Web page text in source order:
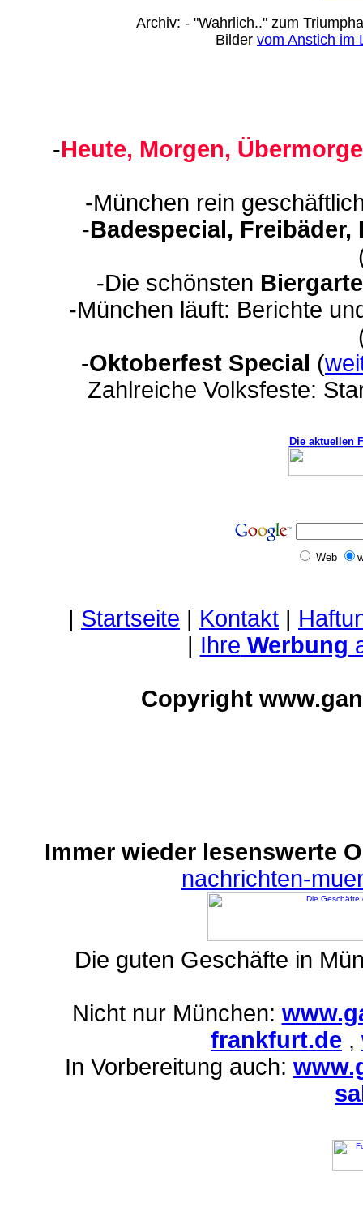
Archiv: - "Wahrlich.." zum
Bilder vom Anstich im
-Heute, Morgen,
-München rein
-Badespecial, Freibäder,
-Die schönsten
-München läuft: Berichte
-Oktoberfest Special (
Zahlreiche Volksfeste:
Die aktuellen
Web
| Startseite | Kontakt |
| Ihre Werbung
Copyright
Immer wieder lesenswerte
nachrichten-
Die guten Geschäfte in
Nicht nur München:
frankfurt.de ,
In Vorbereitung auch: